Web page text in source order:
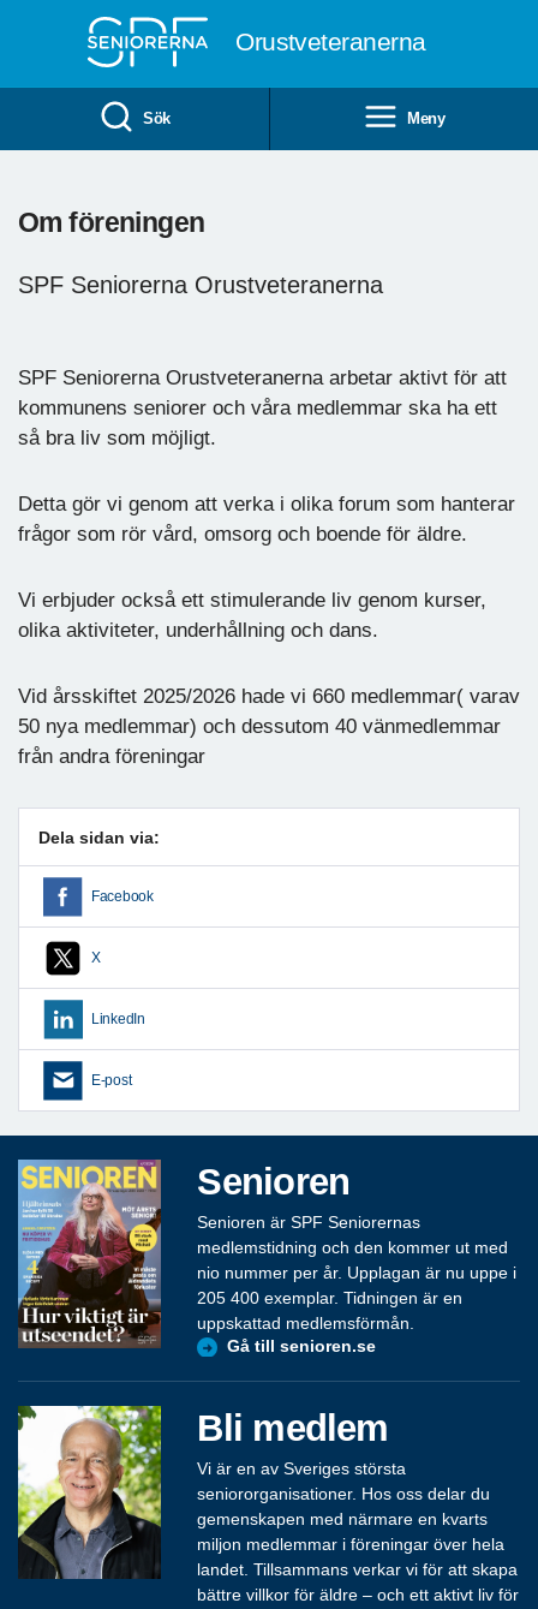
Orustveteranerna
Sök Meny
Om föreningen
SPF Seniorerna Orustveteranerna
SPF Seniorerna Orustveteranerna arbetar aktivt för att
kommunens seniorer och våra medlemmar ska ha ett
så bra liv som möjligt.
Detta gör vi genom att verka i olika forum som hanterar
frågor som rör vård, omsorg och boende för äldre.
Vi erbjuder också ett stimulerande liv genom kurser,
olika aktiviteter, underhållning och dans.
Vid årsskiftet 2025/2026 hade vi 660 medlemmar( varav
50 nya medlemmar) och dessutom 40 vänmedlemmar
från andra föreningar
Dela sidan via:
Facebook
X
LinkedIn
E-post
Senioren
Senioren är SPF Seniorernas
medlemstidning och den kommer ut med
nio nummer per år. Upplagan är nu uppe i
205 400 exemplar. Tidningen är en
uppskattad medlemsförmån.
Gå till senioren.se
Bli medlem
Vi är en av Sveriges största
seniororganisationer. Hos oss delar du
gemenskapen med närmare en kvarts
miljon medlemmar i föreningar över hela
landet. Tillsammans verkar vi för att skapa
bättre villkor för äldre – och ett aktivt liv för